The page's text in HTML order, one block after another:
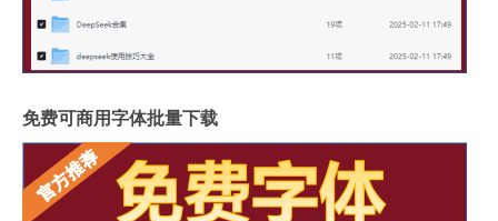
免费可商用字体批量下载